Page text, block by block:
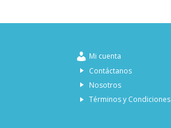
Mi cuenta
Contáctanos
Nosotros
Términos y Condiciones